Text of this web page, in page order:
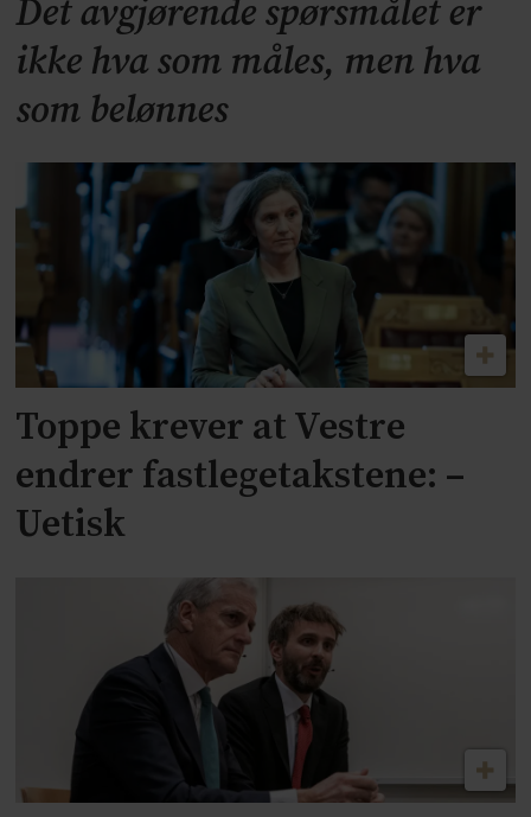
Det avgjørende spørsmålet er
ikke hva som måles, men hva
som belønnes
Toppe krever at Vestre
endrer fastlegetakstene: –
Uetisk